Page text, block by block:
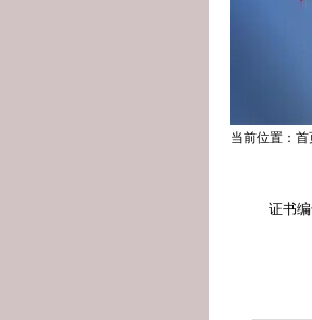
当前位置： 首
证书